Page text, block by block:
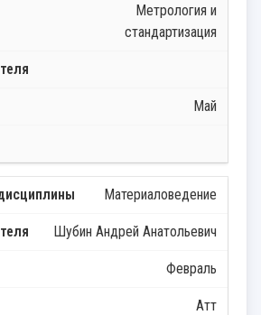
Метрология и
стандартизация
Май
Материаловедение
Шубин Андрей Анатольевич
Февраль
Атт